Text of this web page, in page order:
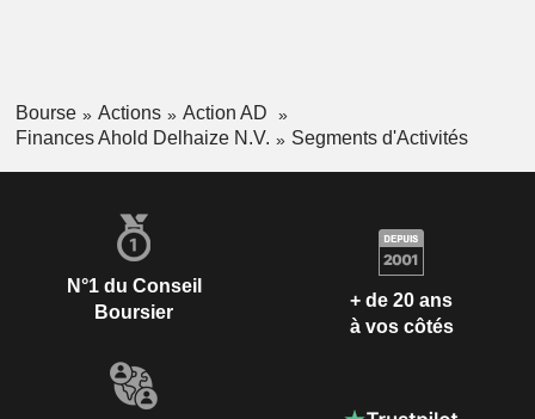
Bourse Actions
Action AD
Finances Ahold Delhaize N.V.
Segments d'Activités
N°1 du Conseil
Boursier
+ de 20 ans
à vos côtés